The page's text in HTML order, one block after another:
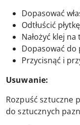
Dopasować
Odtłuścić
Nałożyć klej na
Dopasować do
Przycisnąć i
Usuwanie:
Rozpuść sztuczne
do sztucznych